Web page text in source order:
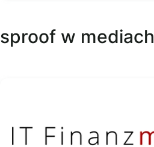
sproof w mediach